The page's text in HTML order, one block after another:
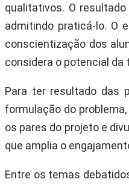
qualitativos. O
admitindo praticá-lo. O
conscientização dos
considera o potencial
Para ter resultado das
formulação do
os pares do projeto e
que amplia o
Entre os temas